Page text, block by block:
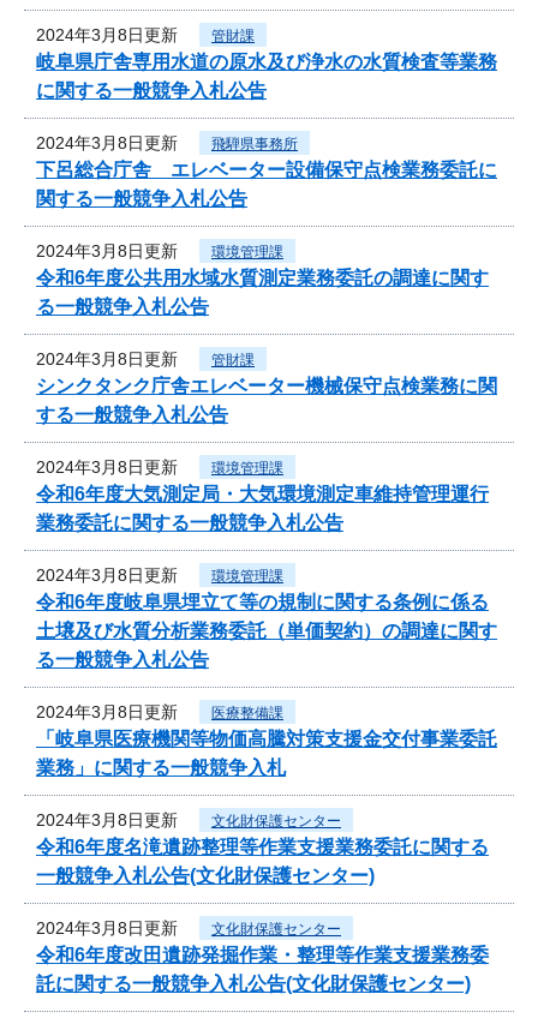
2024年3月8日更新 管財課
岐阜県庁舎専用水道の原水及び浄水の水質検査等業務
に関する一般競争入札公告
2024年3月8日更新 飛騨県事務所
下呂総合庁舎 エレベーター設備保守点検業務委託に
関する一般競争入札公告
2024年3月8日更新 環境管理課
令和6年度公共用水域水質測定業務委託の調達に関す
る一般競争入札公告
2024年3月8日更新 管財課
シンクタンク庁舎エレベーター機械保守点検業務に関
する一般競争入札公告
2024年3月8日更新 環境管理課
令和6年度大気測定局・大気環境測定車維持管理運行
業務委託に関する一般競争入札公告
2024年3月8日更新 環境管理課
令和6年度岐阜県埋立て等の規制に関する条例に係る
土壌及び水質分析業務委託（単価契約）の調達に関す
る一般競争入札公告
2024年3月8日更新 医療整備課
「岐阜県医療機関等物価高騰対策支援金交付事業委託
業務」に関する一般競争入札
2024年3月8日更新 文化財保護センター
令和6年度名滝遺跡整理等作業支援業務委託に関する
一般競争入札公告(文化財保護センター)
2024年3月8日更新 文化財保護センター
令和6年度改田遺跡発掘作業・整理等作業支援業務委
託に関する一般競争入札公告(文化財保護センター)